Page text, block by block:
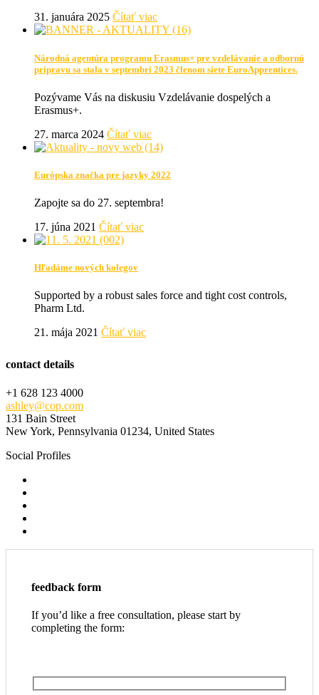
31. januára 2025 Čítať viac
Národná agentúra programu Erasmus+ pre vzdelávanie a odbornú
prípravu sa stala v septembri 2023 členom siete EuroApprentices.
Pozývame Vás na diskusiu Vzdelávanie dospelých a
Erasmus+.
27. marca 2024 Čítať viac
Európska značka pre jazyky 2022
Zapojte sa do 27. septembra!
17. júna 2021 Čítať viac
Hľadáme nových kolegov
Supported by a robust sales force and tight cost controls,
Pharm Ltd.
21. mája 2021 Čítať viac
contact details
+1 628 123 4000
ashley@cop.com
131 Bain Street
New York, Pennsylvania 01234, United States
Social Profiles
feedback form
If you’d like a free consultation, please start by
completing the form: